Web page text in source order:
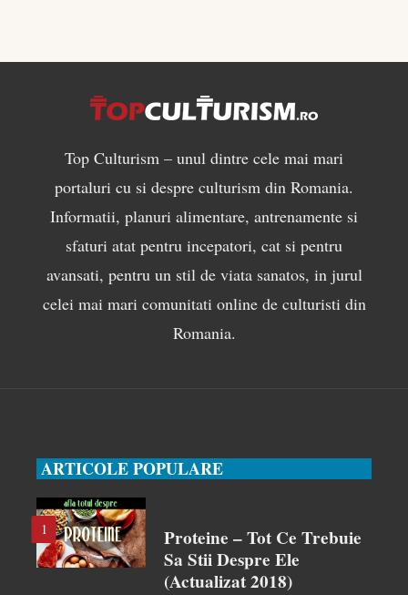
Top Culturism – unul dintre cele mai mari
portaluri cu si despre culturism din Romania.
Informatii, planuri alimentare, antrenamente si
sfaturi atat pentru incepatori, cat si pentru
avansati, pentru un stil de viata sanatos, in jurul
celei mai mari comunitati online de culturisti din
Romania.
ARTICOLE POPULARE
1
Proteine – Tot Ce Trebuie
Sa Stii Despre Ele
(actualizat 2018)